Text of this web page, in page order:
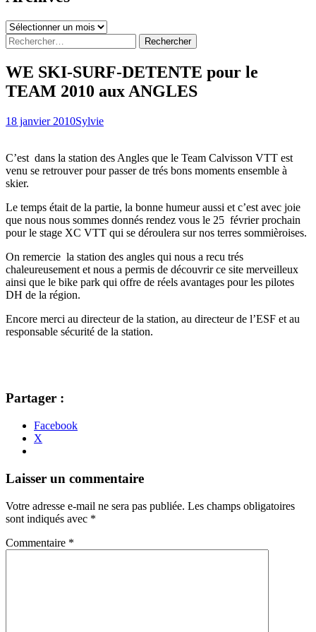
Archives
Rechercher :
WE SKI-SURF-DETENTE pour le
TEAM 2010 aux ANGLES
18 janvier 2010Sylvie
C’est dans la station des Angles que le Team Calvisson VTT est
venu se retrouver pour passer de trés bons moments ensemble à
skier.
Le temps était de la partie, la bonne humeur aussi et c’est avec joie
que nous nous sommes donnés rendez vous le 25 février prochain
pour le stage XC VTT qui se déroulera sur nos terres sommièroises.
On remercie la station des angles qui nous a recu trés
chaleureusement et nous a permis de découvrir ce site merveilleux
ainsi que le bike park qui offre de réels avantages pour les pilotes
DH de la région.
Encore merci au directeur de la station, au directeur de l’ESF et au
responsable sécurité de la station.
Partager :
Facebook
X
Navigation
articles
←
→
Laisser un commentaire
Votre adresse e-mail ne sera pas publiée. Les champs obligatoires
sont indiqués avec *
Commentaire *